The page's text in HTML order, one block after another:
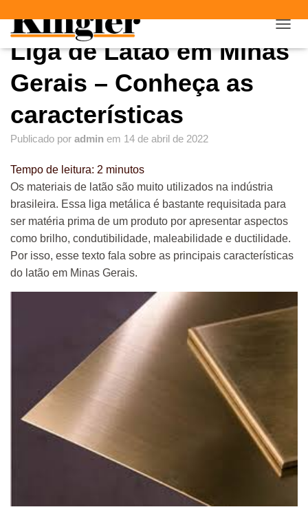
L
T
A
Ç
O
Liga de Latão em Minas
Gerais – Conheça as
características
Publicado por admin em 14 de abril de 2022
Tempo de leitura: 2 minutos
Os materiais de latão são muito utilizados na indústria
brasileira. Essa liga metálica é bastante requisitada para
ser matéria prima de um produto por apresentar aspectos
como brilho, condutibilidade, maleabilidade e ductilidade.
Por isso, esse texto fala sobre as principais características
do latão em Minas Gerais.